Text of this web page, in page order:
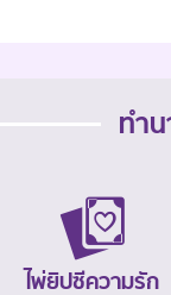
ทำ
ไพ่ยิปซีความรัก